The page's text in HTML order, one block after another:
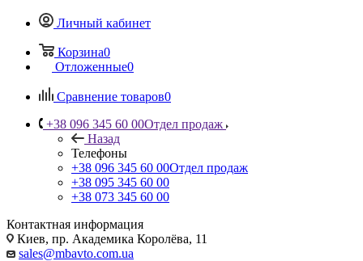
Личный кабинет
Корзина0
Отложенные0
Сравнение товаров0
+38 096 345 60 00Отдел продаж
Назад
Телефоны
+38 096 345 60 00Отдел продаж
+38 095 345 60 00
+38 073 345 60 00
Контактная информация
Киев, пр. Академика Королёва, 11
sales@mbavto.com.ua